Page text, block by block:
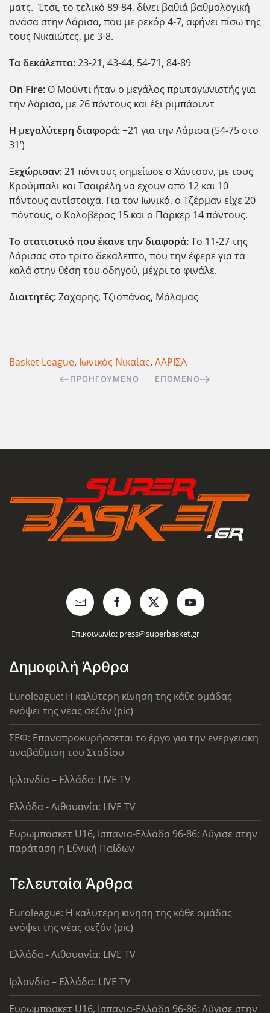
ματς. Έτσι, το τελικό 89-84, δίνει βαθιά βαθμολογική
ανάσα στην Λάρισα, που με ρεκόρ 4-7, αφήνει πίσω της
τους Νικαιώτες, με 3-8.
Τα δεκάλεπτα:23-21, 43-44, 54-71, 84-89
On Fire: Ο Μούντι ήταν ο μεγάλος πρωταγωνιστής για
την Λάρισα, με 26 πόντους και έξι ριμπάουντ
H μεγαλύτερη διαφορά:+21 για την Λάρισα (54-75 στο
31’)
Ξεχώρισαν:21 πόντους σημείωσε ο Χάντσον, με τους
Κρούμπαλι και Τσαϊρέλη να έχουν από 12 και 10
πόντους αντίστοιχα. Για τον Ιωνικό, ο Τζέρμαν είχε 20
πόντους, ο Κολοβέρος 15 και ο Πάρκερ 14 πόντους.
Το στατιστικό που έκανε την διαφορά:Το 11-27 της
Λάρισας στο τρίτο δεκάλεπτο, που την έφερε για τα
καλά στην θέση του οδηγού, μέχρι το φινάλε.
Διαιτητές:Ζαχαρης, Τζιοπάνος, Μάλαμας
Basket League, Ιωνικός Νικαίας, ΛΑΡΙΣΑ
ΠΡΟΗΓΟΎΜΕΝΟ ΕΠΌΜΕΝΟ
Επικοινωνία: press@superbasket.gr
Δημοφιλή Άρθρα
Euroleague: Η καλύτερη κίνηση της κάθε ομάδας
ενόψει της νέας σεζόν (pic)
ΣΕΦ: Επαναπροκυρήσσεται το έργο για την ενεργειακή
αναβάθμιση του Σταδίου
Ιρλανδία – Ελλάδα: LIVE TV
Ελλάδα - Λιθουανία: LIVE TV
Ευρωμπάσκετ U16, Ισπανία-Ελλάδα 96-86: Λύγισε στην
παράταση η Εθνική Παίδων
Τελευταία Άρθρα
Euroleague: Η καλύτερη κίνηση της κάθε ομάδας
ενόψει της νέας σεζόν (pic)
Ελλάδα - Λιθουανία: LIVE TV
Ιρλανδία – Ελλάδα: LIVE TV
Ευρωμπάσκετ U16, Ισπανία-Ελλάδα 96-86: Λύγισε στην